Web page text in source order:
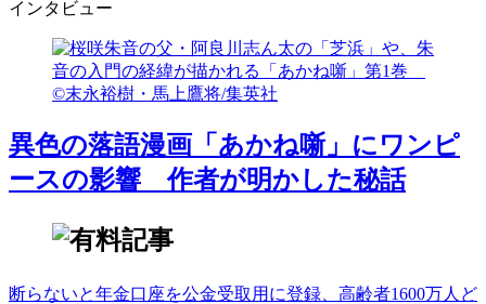
インタビュー
異色の落語漫画「あかね噺」にワンピ
ースの影響 作者が明かした秘話
断らないと年金口座を公金受取用に登録、高齢者1600万人ど